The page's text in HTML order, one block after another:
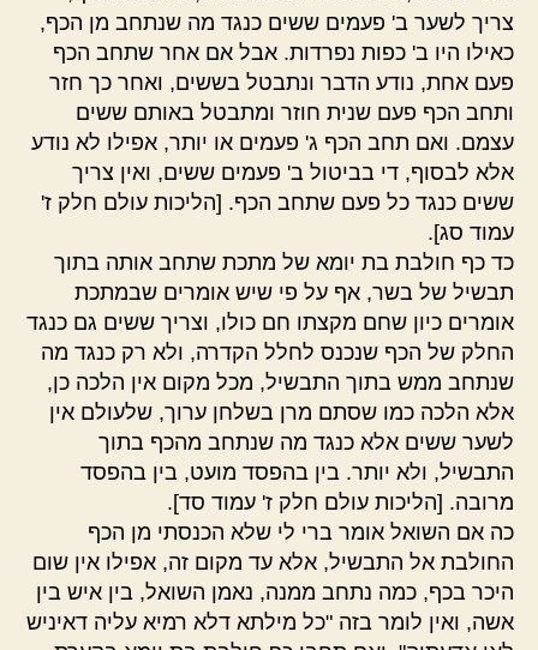
צריך לשער ב' פעמים ששים כנגד מה שנתחב מן הכף,
כאילו היו ב' כפות נפרדות. אבל אם אחר שתחב הכף
פעם אחת, נודע הדבר ונתבטל בששים, ואחר כך חזר
ותחב הכף פעם שנית חוזר ומתבטל באותם ששים
עצמם. ואם תחב הכף ג' פעמים או יותר, אפילו לא נודע
אלא לבסוף, די בביטול ב' פעמים ששים, ואין צריך
ששים כנגד כל פעם שתחב הכף. [הליכות עולם חלק ז'
עמוד סג].
כד כף חולבת בת יומא של מתכת שתחב אותה בתוך
תבשיל של בשר, אף על פי שיש אומרים שבמתכת
אומרים כיון שחם מקצתו חם כולו, וצריך ששים גם כנגד
החלק של הכף שנכנס לחלל הקדרה, ולא רק כנגד מה
שנתחב ממש בתוך התבשיל, מכל מקום אין הלכה כן,
אלא הלכה כמו שסתם מרן בשלחן ערוך, שלעולם אין
לשער ששים אלא כנגד מה שנתחב מהכף בתוך
התבשיל, ולא יותר. בין בהפסד מועט, בין בהפסד
מרובה. [הליכות עולם חלק ז' עמוד סד].
כה אם השואל אומר ברי לי שלא הכנסתי מן הכף
החולבת אל התבשיל, אלא עד מקום זה, אפילו אין שום
היכר בכף, כמה נתחב ממנה, נאמן השואל, בין איש בין
אשה, ואין לומר בזה "כל מילתא דלא רמיא עליה דאיניש